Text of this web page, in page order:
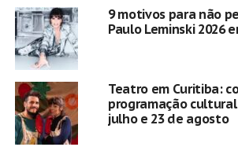
9 motivos para não
Paulo Leminski 2026
Teatro em Curitiba:
programação
julho e 23 de agosto